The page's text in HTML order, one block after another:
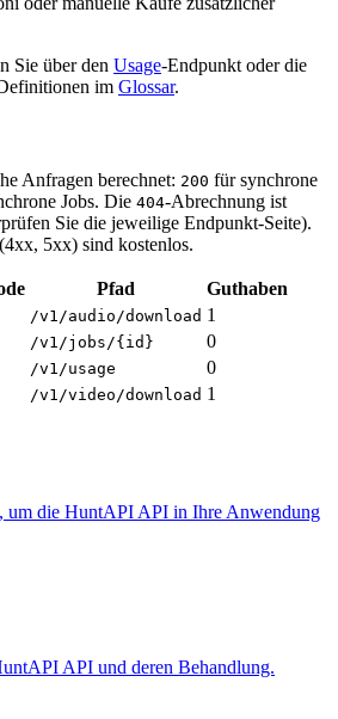
Sie über den Usage-Endpunkt oder die
im Glossar.
Anfragen berechnet: 200 für synchrone
Jobs. Die 404-Abrechnung ist
Sie die jeweilige Endpunkt-Seite).
5xx) sind kostenlos.
Pfad
Guthaben
/v1/audio/download 1
/v1/jobs/{id}
0
/v1/usage
0
/v1/video/download 1
um die HuntAPI API in Ihre Anwendung
API und deren Behandlung.